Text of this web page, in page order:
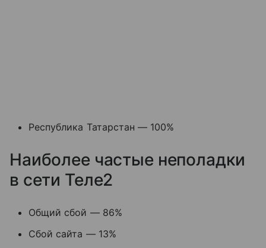
Республика Татарстан — 100%
Наиболее частые неполадки
в сети Теле2
Общий сбой — 86%
Сбой сайта — 13%